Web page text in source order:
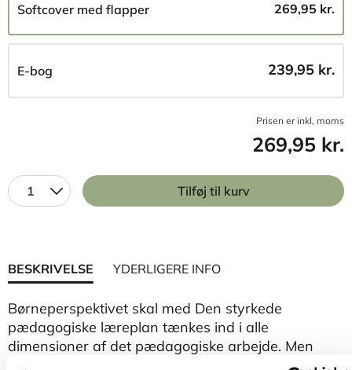
Softcover med flapper 269,95 kr.
E-bog 239,95 kr.
Prisen er inkl, moms
269,95 kr.
1 Tilføj til kurv
BESKRIVELSE YDERLIGERE INFO
Børneperspektivet skal med Den styrkede
pædagogiske læreplan tænkes ind i alle
dimensioner af det pædagogiske arbejde. Men
hvordan indfanger og integrerer det pædagogiske